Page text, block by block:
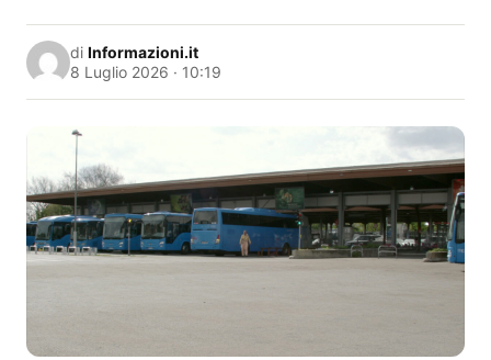
di Informazioni.it
8 Luglio 2026 · 10:19